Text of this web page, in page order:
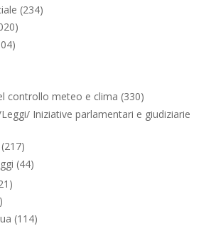
(234)
controllo meteo e clima (330)
Iniziative parlamentari e giudiziarie
(217)
(44)
(114)